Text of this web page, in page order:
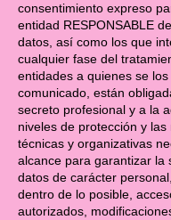
consentimiento expreso
entidad RESPONSABLE
datos, así como los que
cualquier fase del
entidades a quienes se los
comunicado, están
secreto profesional y a la
niveles de protección y las
técnicas y organizativas
alcance para garantizar la
datos de carácter
dentro de lo posible,
autorizados,